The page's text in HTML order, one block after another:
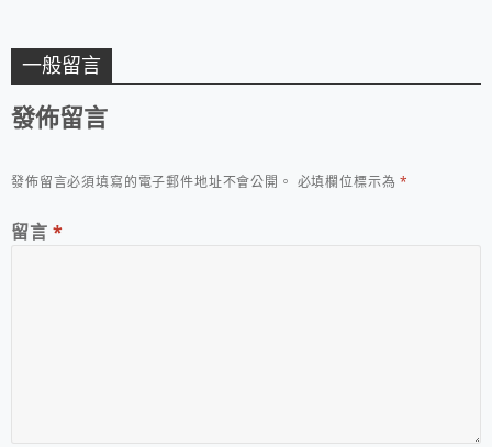
一般留言
發佈留言
發佈留言必須填寫的電子郵件地址不會公開。 必填欄位標示為*
留言 *